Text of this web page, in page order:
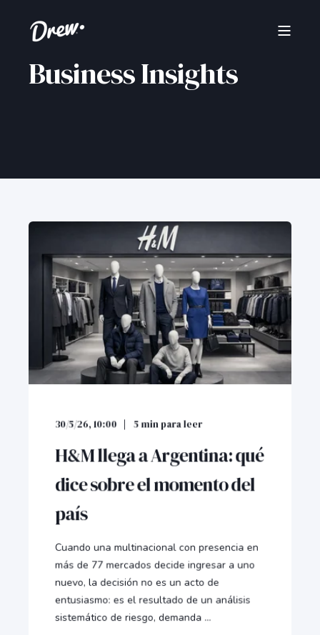
Business Insights
30/5/26, 10:00 5 min para leer
H&M llega a Argentina: qué
dice sobre el momento del
país
Cuando una multinacional con presencia en
más de 77 mercados decide ingresar a uno
nuevo, la decisión no es un acto de
entusiasmo: es el resultado de un análisis
sistemático de riesgo, demanda ...